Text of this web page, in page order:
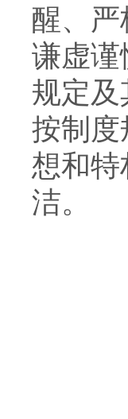
醒、
谦虚谨
规定
按制度
想和
洁。